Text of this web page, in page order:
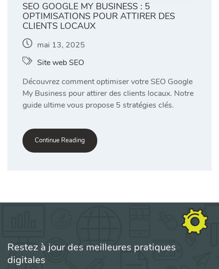
SEO GOOGLE MY BUSINESS : 5
OPTIMISATIONS POUR ATTIRER DES
CLIENTS LOCAUX
mai 13, 2025
Site web SEO
Découvrez comment optimiser votre SEO Google
My Business pour attirer des clients locaux. Notre
guide ultime vous propose 5 stratégies clés.
Continue Reading
Restez à jour des meilleures pratiques
digitales